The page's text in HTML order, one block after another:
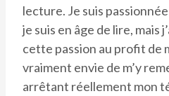
lecture. Je suis
je suis en âge de lire, mais
cette passion au profit de
vraiment envie de m’y
arrêtant réellement mon